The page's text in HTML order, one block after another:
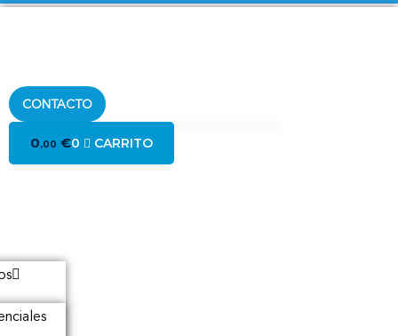
CONTACTO
0,00 €0 CARRITO